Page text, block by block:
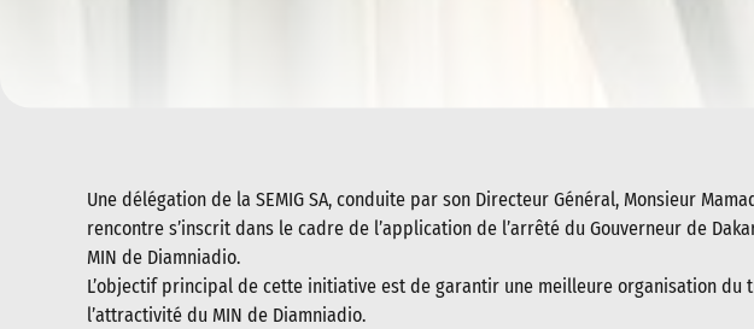
Une délégation de la SEMIG SA, conduite par son Directeur Général, Monsieur
rencontre s’inscrit dans le cadre de l’application de l’arrêté du Gouverneur de
MIN de Diamniadio.
L’objectif principal de cette initiative est de garantir une meilleure organisation
l’attractivité du MIN de Diamniadio.